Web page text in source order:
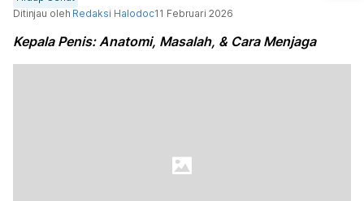
Ditinjau oleh Redaksi Halodoc11 Februari 2026
Kepala Penis: Anatomi, Masalah, & Cara Menjaga